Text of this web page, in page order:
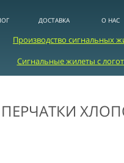
ДОСТАВКА О НАС
Производство сигнальных
Сигнальные жилеты с
ПЕРЧАТКИ